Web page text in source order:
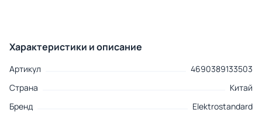
Характеристики и описание
Артикул
4690389133503
Страна
Китай
Бренд
Elektrostandard